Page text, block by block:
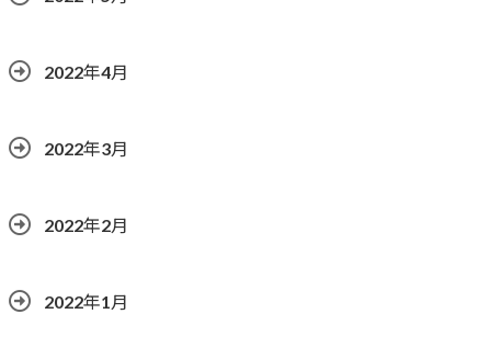
2022年4月
2022年3月
2022年2月
2022年1月